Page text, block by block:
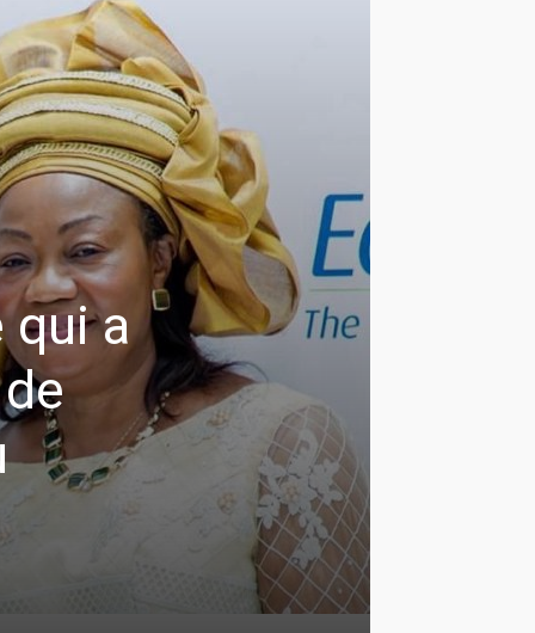
qui a